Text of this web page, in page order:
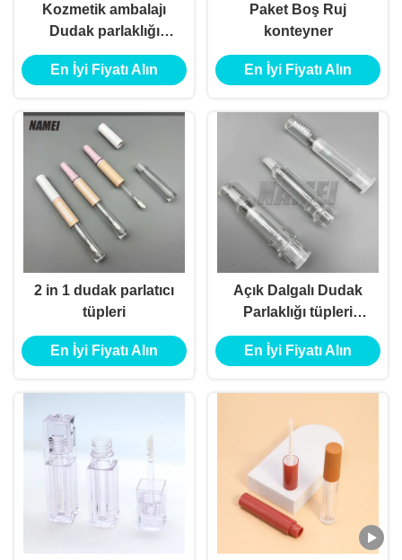
Kozmetik ambalajı
Dudak parlaklığı
tüpleri
En İyi Fiyatı Alın
Paket Boş Ruj
konteyner
En İyi Fiyatı Alın
2 in 1 dudak parlatıcı
tüpleri
En İyi Fiyatı Alın
Açık Dalgalı Dudak
Parlaklığı tüpleri
Harika Tasarım Lüks
Boş Dudak Parlaklığı
En İyi Fiyatı Alın